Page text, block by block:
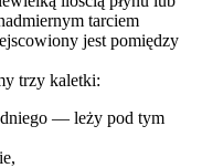
tarciem
jest pomiędzy
trzy kaletki:
— leży pod tym